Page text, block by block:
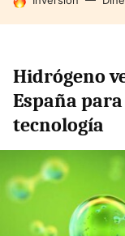
Hidrógeno
España
tecnología